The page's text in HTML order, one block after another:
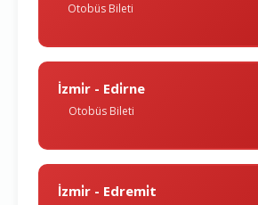
Otobüs Bileti
İzmi̇r - Edi̇rne
Otobüs Bileti
İzmi̇r - Edremi̇t